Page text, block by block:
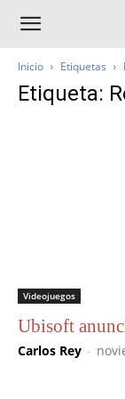
Inicio Etiquetas
Etiqueta:
Videojuegos
Ubisoft
Carlos Rey -